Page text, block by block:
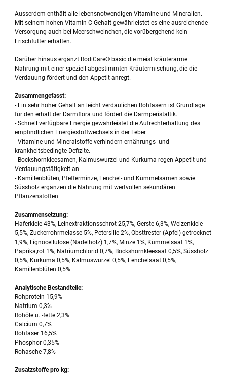
Ausserdem enthält alle lebensnotwendigen Vitamine und Mineralien.
Mit seinem hohen Vitamin-C-Gehalt gewährleistet es eine ausreichende
Versorgung auch bei Meerschweinchen, die vorübergehend kein
Frischfutter erhalten.
Darüber hinaus ergänzt RodiCare® basic die meist kräuterarme
Nahrung mit einer speziell abgestimmten Kräutermischung, die die
Verdauung fördert und den Appetit anregt.
Zusammengefasst:
- Ein sehr hoher Gehalt an leicht verdaulichen Rohfasern ist Grundlage
für den erhalt der Darmflora und fördert die Darmperistaltik.
- Schnell verfügbare Energie gewährleistet die Aufrechterhaltung des
empfindlichen Energiestoffwechsels in der Leber.
- Vitamine und Mineralstoffe verhindern ernährungs- und
krankheitsbedingte Defizite.
- Bockshornkleesamen, Kalmuswurzel und Kurkuma regen Appetit und
Verdauungstätigkeit an.
- Kamillenblüten, Pfefferminze, Fenchel- und Kümmelsamen sowie
Süssholz ergänzen die Nahrung mit wertvollen sekundären
Pflanzenstoffen.
Zusammensetzung:
Haferkleie 43%, Leinextraktionsschrot 25,7%, Gerste 6,3%, Weizenkleie
5,5%, Zuckerrohrmelasse 5%, Petersilie 2%, Obsttrester (Apfel) getrocknet
1,9%, Lignocellulose (Nadelholz) 1,7%, Minze 1%, Kümmelsaat 1%,
Paprika,rot 1%, Natriumchlorid 0,7%, Bockshornkleesaat 0,5%, Süssholz
0,5%, Kurkuma 0,5%, Kalmuswurzel 0,5%, Fenchelsaat 0,5%,
Kamillenblüten 0,5%
Analytische Bestandteile:
Rohprotein 15,9%
Natrium 0,3%
Rohöle u. -fette 2,3%
Calcium 0,7%
Rohfaser 16,5%
Phosphor 0,35%
Rohasche 7,8%
Zusatzstoffe pro kg: